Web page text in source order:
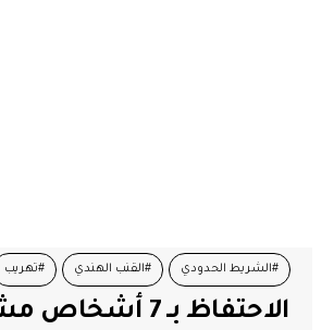
#الشريط الحدودي #القنب الهندي #تهريب
#مشتبه بهم
الاحتفاظ بـ 7